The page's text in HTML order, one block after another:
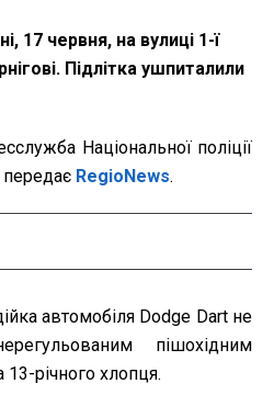
17 червня, на вулиці 1-ї
Підлітка ушпиталили
Національної поліції
передає RegioNews.
автомобіля Dodge Dart не
пішохідним
13-річного хлопця.